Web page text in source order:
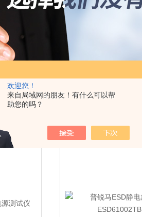
欢迎您！
来自局域网的朋友！有什么可以帮
助您的吗？
产品展示